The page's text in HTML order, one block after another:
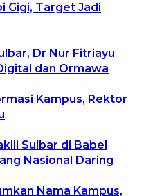
Gigi, Target Jadi
Dr Nur Fitriayu
dan Ormawa
Kampus, Rektor
Sulbar di Babel
Nasional Daring
Nama Kampus,